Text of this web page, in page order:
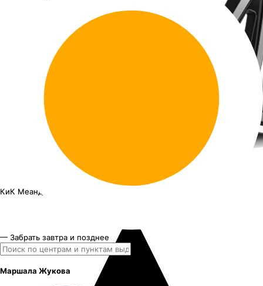
КиК Меандр-Оригинал
— Забрать завтра и позднее
Маршала Жукова